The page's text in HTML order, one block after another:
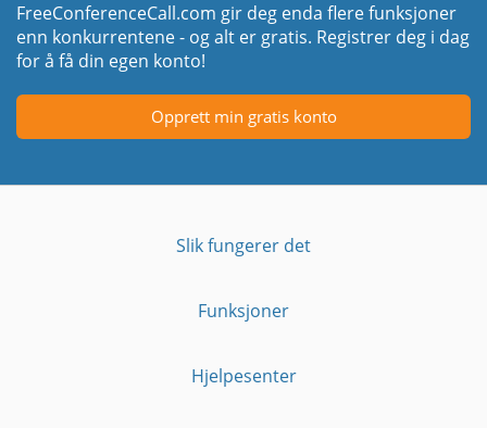
FreeConferenceCall.com gir deg enda flere funksjoner
enn konkurrentene - og alt er gratis. Registrer deg i dag
for å få din egen konto!
Opprett min gratis konto
Slik fungerer det
Funksjoner
Hjelpesenter